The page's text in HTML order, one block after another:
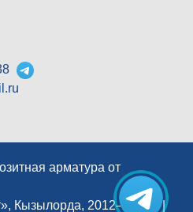
арматура от
Кызылорда, 2012–2026
|